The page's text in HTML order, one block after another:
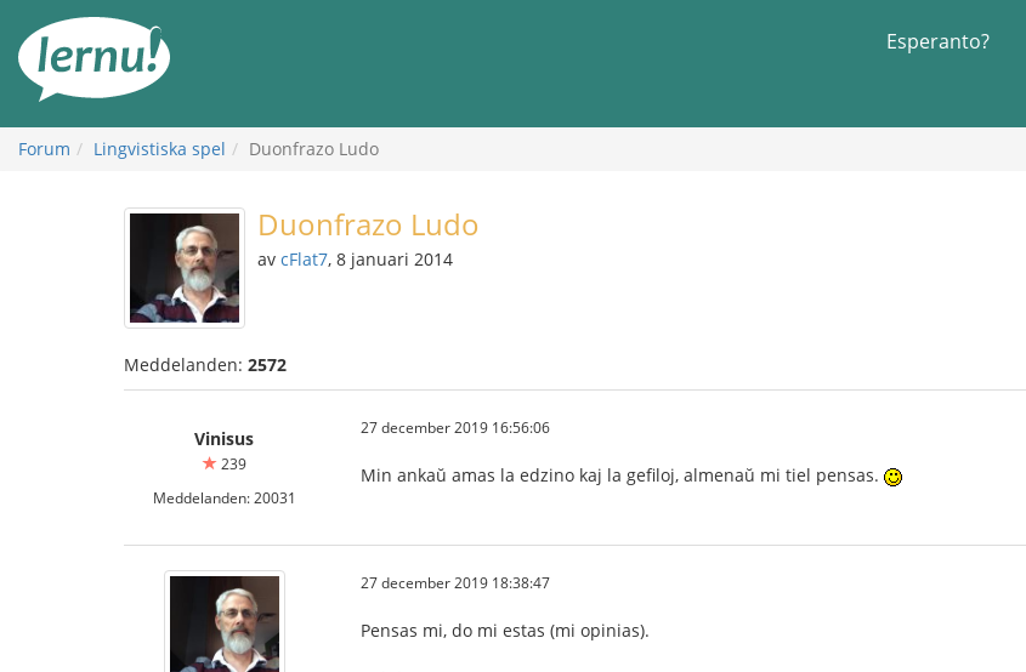
sidans
innehåll
Esperanto?
Forum Lingvistiska spel Duonfrazo Ludo
Duonfrazo Ludo
av cFlat7, 8 januari 2014
Meddelanden: 2572
Vinisus
239
Meddelanden: 20031
27 december 2019 16:56:06
Min ankaŭ amas la edzino kaj la gefiloj, almenaŭ mi tiel pensas.
27 december 2019 18:38:47
Pensas mi, do mi estas (mi opinias).